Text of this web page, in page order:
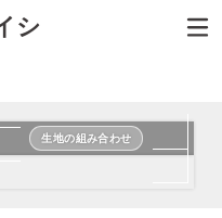
シ
生地の組み合わせ